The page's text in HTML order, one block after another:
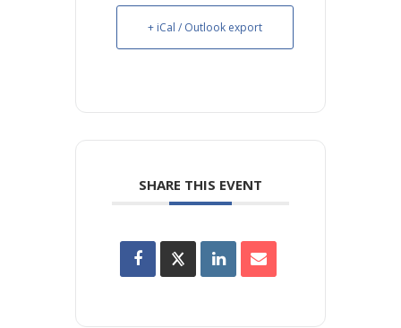
+ iCal / Outlook export
SHARE THIS EVENT